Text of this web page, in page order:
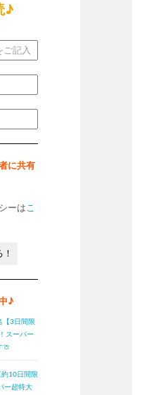
♪
に共有
ーはこ
♪
【3日間限
スーパー
🍈
約10日間限
ー超特大